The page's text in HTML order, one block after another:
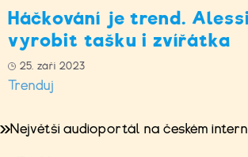
Háčkování je trend.
vyrobit tašku i zvířátka
25. září 2023
Trenduj
Největší audioportál na českém